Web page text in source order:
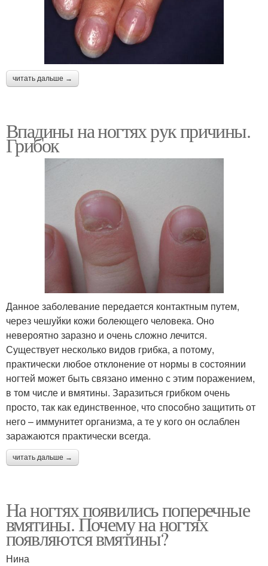
читать дальше →
Впадины на ногтях рук причины.
Грибок
Данное заболевание передается контактным путем,
через чешуйки кожи болеющего человека. Оно
невероятно заразно и очень сложно лечится.
Существует несколько видов грибка, а потому,
практически любое отклонение от нормы в состоянии
ногтей может быть связано именно с этим поражением,
в том числе и вмятины. Заразиться грибком очень
просто, так как единственное, что способно защитить от
него – иммунитет организма, а те у кого он ослаблен
заражаются практически всегда.
читать дальше →
На ногтях появились поперечные
вмятины. Почему на ногтях
появляются вмятины?
Нина